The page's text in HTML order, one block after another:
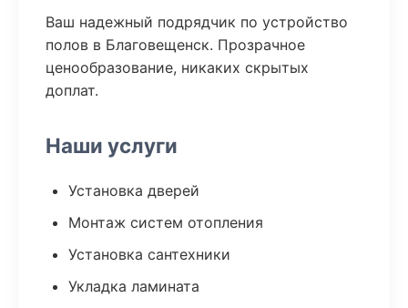
Ваш надежный подрядчик по устройство
полов в Благовещенск. Прозрачное
ценообразование, никаких скрытых
доплат.
Наши услуги
Установка дверей
Монтаж систем отопления
Установка сантехники
Укладка ламината